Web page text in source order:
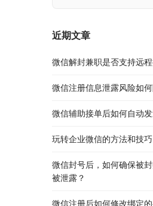
近期文章
微信解封兼职是否支持远
微信注册信息泄露风险如
微信辅助接单后如何自动
玩转企业微信的方法和技巧
微信封号后，如何确保被
被泄露？
微信注册后如何修改绑定